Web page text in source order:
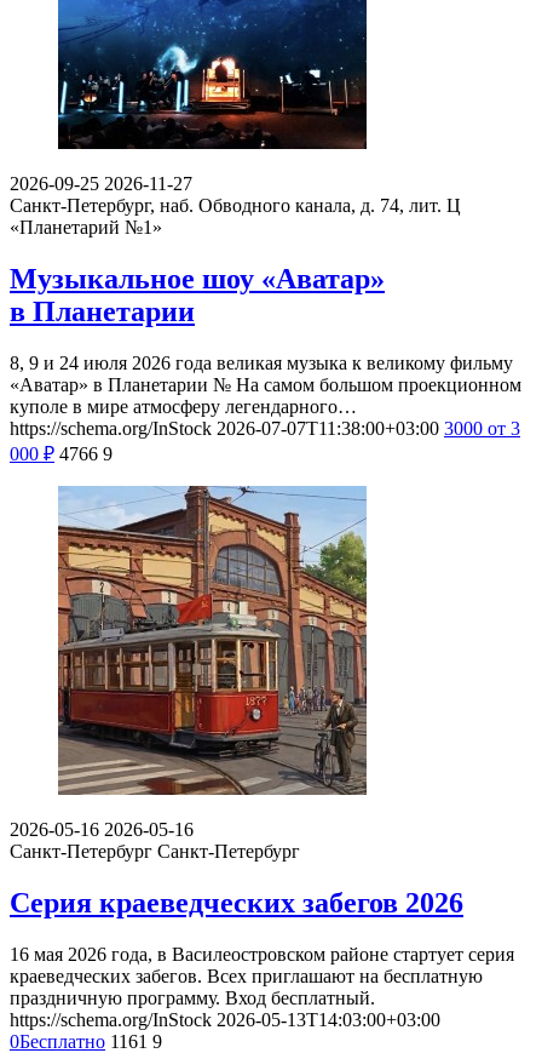
2026-09-25 2026-11-27
Санкт-Петербург, наб. Обводного канала, д. 74, лит. Ц
«Планетарий №1»
Музыкальное шоу «Аватар»
в Планетарии
8, 9 и 24 июля 2026 года великая музыка к великому фильму
«Аватар» в Планетарии № На самом большом проекционном
куполе в мире атмосферу легендарного…
https://schema.org/InStock 2026-07-07T11:38:00+03:00 3000 от 3
000 ₽ 4766 9
2026-05-16 2026-05-16
Санкт-Петербург Санкт-Петербург
Серия краеведческих забегов 2026
16 мая 2026 года, в Василеостровском районе стартует серия
краеведческих забегов. Всех приглашают на бесплатную
праздничную программу. Вход бесплатный.
https://schema.org/InStock 2026-05-13T14:03:00+03:00
0Бесплатно 1161 9